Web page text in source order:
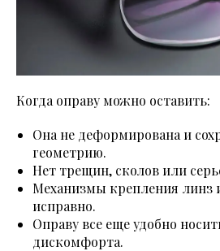
Когда оправу можно оставить:
Она не деформирована и
геометрию.
Нет трещин, сколов или
Механизмы крепления линз
исправно.
Оправу все еще удобно
дискомфорта.